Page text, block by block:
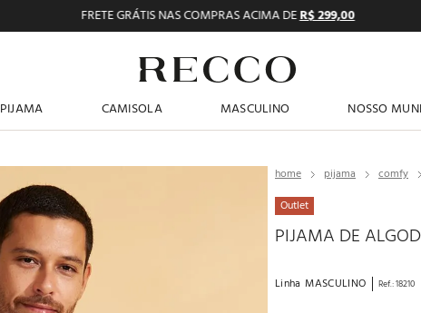
FRETE GRÁTIS NAS COMPRAS ACIMA DER$ 299,00
PIJAMA CAMISOLA MASCULINO NOSSO
pijama comfy
Outlet
PIJAMA DE
Linha MASCULINO Ref.:18210
1º pijama feminino
2º shortdoll
3
4 º
5º